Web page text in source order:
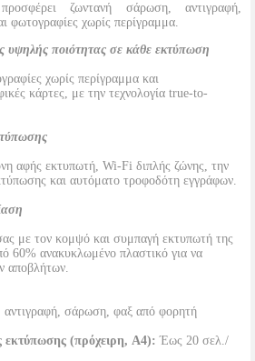
ζωντανή σάρωση, αντιγραφή,
φωτογραφίες χωρίς περίγραμμα.
υψηλής ποιότητας σε κάθε εκτύπωση
χωρίς περίγραμμα και
κάρτες, με την τεχνολογία true-to-
αφής εκτυπωτή, Wi-Fi διπλής ζώνης, την
και αυτόματο τροφοδότη εγγράφων.
με τον κομψό και συμπαγή εκτυπωτή της
60% ανακυκλωμένο πλαστικό για να
αποβλήτων.
σάρωση, φαξ από φορητή
(πρόχειρη, A4): Έως 20 σελ./